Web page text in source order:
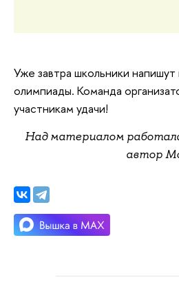
Уже завтра школьники
олимпиады. Команда
участникам удачи!
Над материалом
автор